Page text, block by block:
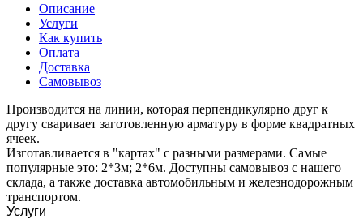
Описание
Услуги
Как купить
Оплата
Доставка
Самовывоз
Производится на линии, которая перпендикулярно друг к
другу сваривает заготовленную арматуру в форме квадратных
ячеек.
Изготавливается в "картах" с разными размерами. Самые
популярные это: 2*3м; 2*6м. Доступны самовывоз с нашего
склада, а также доставка автомобильным и железнодорожным
транспортом.
Услуги